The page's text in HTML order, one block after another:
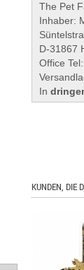
The Pet
Inhaber:
D-31867
Office
In
KUNDEN, DIE